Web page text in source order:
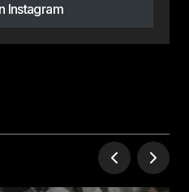
Instagram